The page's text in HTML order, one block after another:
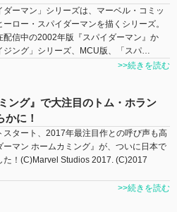
ダーマン」シリーズは、マーベル・コミッ
ーロー・スパイダーマンを描くシリーズ。
配信中の2002年版『スパイダーマン』か
ジング」シリーズ、MCU版、「スパ…
>>続きを読む
ング』で大注目のトム・ホラン
かに！
スタート、2017年最注目作との呼び声も高
ーマン ホームカミング』が、ついに日本で
た！(C)Marvel Studios 2017. (C)2017
>>続きを読む